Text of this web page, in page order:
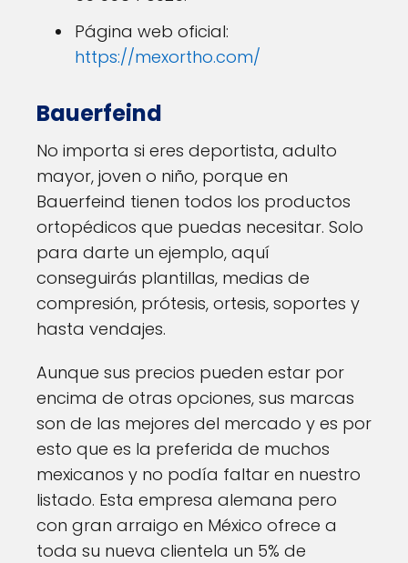
Página web oficial:
https://mexortho.com/
Bauerfeind
No importa si eres deportista, adulto
mayor, joven o niño, porque en
Bauerfeind tienen todos los productos
ortopédicos que puedas necesitar. Solo
para darte un ejemplo, aquí
conseguirás plantillas, medias de
compresión, prótesis, ortesis, soportes y
hasta vendajes.
Aunque sus precios pueden estar por
encima de otras opciones, sus marcas
son de las mejores del mercado y es por
esto que es la preferida de muchos
mexicanos y no podía faltar en nuestro
listado. Esta empresa alemana pero
con gran arraigo en México ofrece a
toda su nueva clientela un 5% de